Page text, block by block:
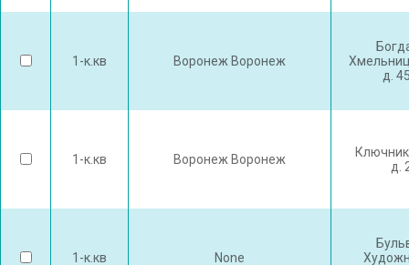
1-к.кв Воронеж Воронеж
д.
1-к.кв Воронеж Воронеж
д.
1-к.кв None